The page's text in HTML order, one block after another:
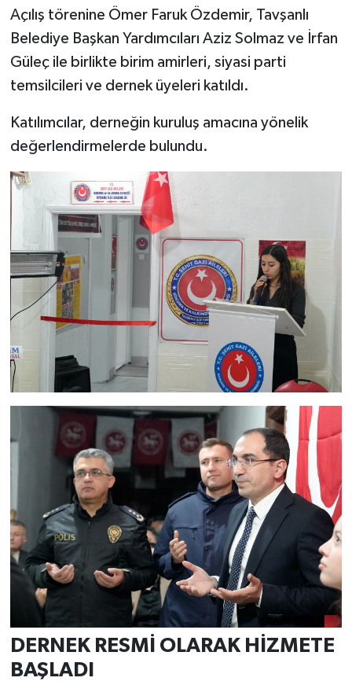
Açılış törenine Ömer Faruk Özdemir, Tavşanlı
Belediye Başkan Yardımcıları Aziz Solmaz ve İrfan
Güleç ile birlikte birim amirleri, siyasi parti
temsilcileri ve dernek üyeleri katıldı.
Katılımcılar, derneğin kuruluş amacına yönelik
değerlendirmelerde bulundu.
DERNEK RESMİ OLARAK HİZMETE
BAŞLADI
Kültür Sanat
Kütahya
Otomobil
Pazarlar
Politika
Resmi İlan
Rüya Tabirleri
Şaphane
Simav
Siyaset
Spor
Tavşanlı
Teknoloji
Türkiye
Video Galeri